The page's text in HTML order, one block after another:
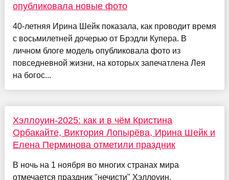
опубликовала новые фото
40-летняя Ирина Шейк показала, как проводит время
с восьмилетней дочерью от Брэдли Купера. В
личном блоге модель опубликовала фото из
повседневной жизни, на которых запечатлена Лея
на богос...
Хэллоуин-2025: как и в чём Кристина
Орбакайте, Виктория Лопырёва, Ирина Шейк и
Елена Перминова отметили праздник
В ночь на 1 ноября во многих странах мира
отмечается праздник "нечисти" Хэллоуин.